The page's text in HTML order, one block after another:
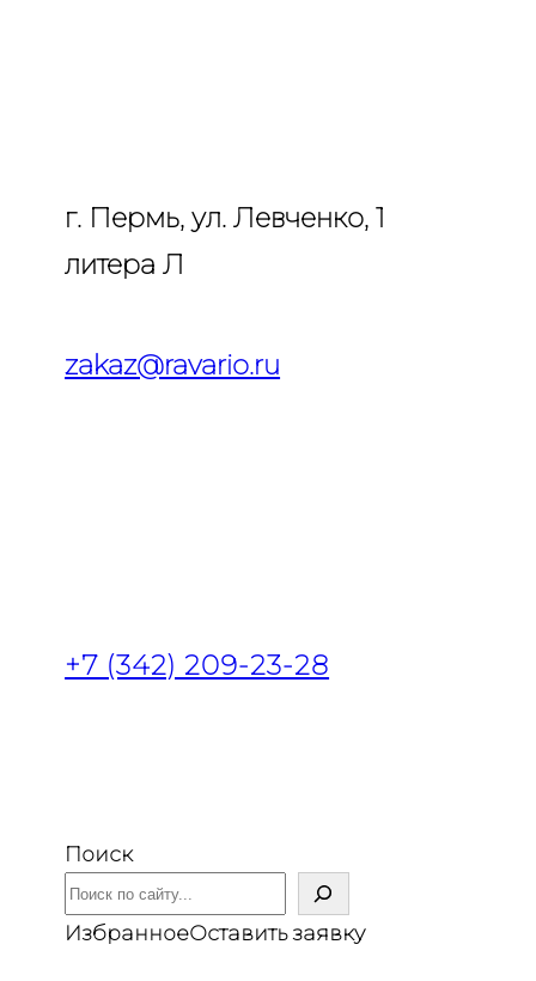
г. Пермь, ул. Левченко, 1
литера Л
zakaz@ravario.ru
+7 (342) 209-23-28
Поиск
ИзбранноеОставить заявку